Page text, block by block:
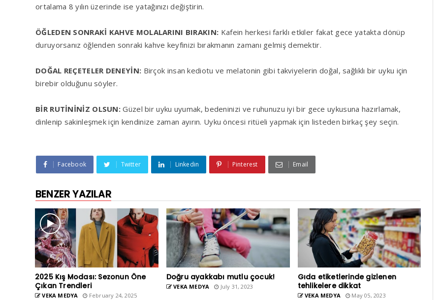
ortalama 8 yılın üzerinde ise yatağınızı değiştirin.
ÖĞLEDEN SONRAKİ KAHVE MOLALARINI BIRAKIN: Kafein herkesi farklı etkiler fakat gece yatakta dönüp
duruyorsanız öğlenden sonraki kahve keyfinizi bırakmanın zamanı gelmiş demektir.
DOĞAL REÇETELER DENEYİN: Birçok insan kediotu ve melatonin gibi takviyelerin doğal, sağlıklı bir uyku için
birebir olduğunu söyler.
BİR RUTİNİNİZ OLSUN:Güzel bir uyku uyumak, bedeninizi ve ruhunuzu iyi bir gece uykusuna hazırlamak,
dinlenip sakinleşmek için kendinize zaman ayırın. Uyku öncesi ritüeli yapmak için listeden birkaç şey seçin.
Facebook Twitter Linkedin Pinterest Email
BENZER YAZILAR
2025 Kış Modası: Sezonun Öne
Çıkan Trendleri
VEKA MEDYA February 24, 2025
Doğru ayakkabı mutlu çocuk!
VEKA MEDYA July 31, 2023
Gıda etiketlerinde gizlenen
tehlikelere dikkat
VEKA MEDYA May 05, 2023